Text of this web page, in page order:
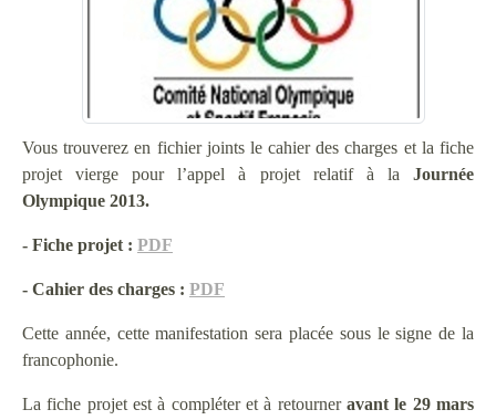
Vous trouverez en fichier joints le cahier des charges et la fiche
projet vierge pour l’appel à projet relatif à la Journée
Olympique 2013.
- Fiche projet : PDF
- Cahier des charges : PDF
Cette année, cette manifestation sera placée sous le signe de la
francophonie.
La fiche projet est à compléter et à retourner avant le 29 mars